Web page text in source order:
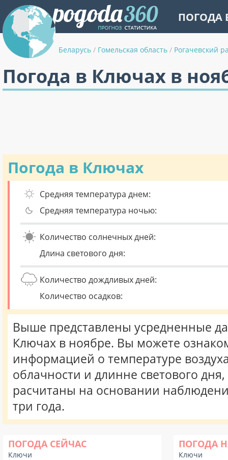
ПОГОДА
Беларусь / Гомельская область / Рогачевский
Погода в Ключах в
Погода в Ключах
Средняя температура днем:
Средняя температура ночью:
Количество солнечных дней:
Длина светового дня:
Количество дождливых дней:
Количество осадков:
Выше представлены усредненные
Ключах в ноябре. Вы можете
информацией о температуре
облачности и длинне светового
расчитаны на основании
три года.
ПОГОДА СЕЙЧАС
Ключи
ПОГОДА
Ключи